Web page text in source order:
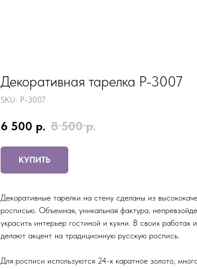
Декоративная тарелка P-3007
SKU: P-3007
6 500 р. 8 500 р.
КУПИТЬ
Декоративные тарелки на стену сделаны из
росписью. Объемная, уникальная фактура,
украсить интерьер гостиной и кухни. В своих
делают акцент на традиционную русскую роспись.
Для росписи используются 24-х каратное золото,